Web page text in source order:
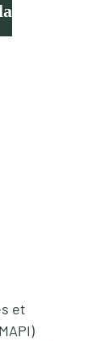
et